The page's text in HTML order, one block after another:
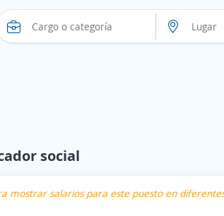
social
mostrar salarios para este puesto en